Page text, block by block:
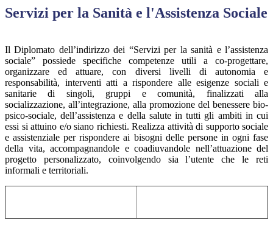
Servizi per la Sanità e l'Assistenza Sociale
Il Diplomato dell’indirizzo dei “Servizi per la sanità e l’assistenza
sociale” possiede specifiche competenze utili a co-progettare,
organizzare ed attuare, con diversi livelli di autonomia e
responsabilità, interventi atti a rispondere alle esigenze sociali e
sanitarie di singoli, gruppi e comunità, finalizzati alla
socializzazione, all’integrazione, alla promozione del benessere bio-
psico-sociale, dell’assistenza e della salute in tutti gli ambiti in cui
essi si attuino e/o siano richiesti. Realizza attività di supporto sociale
e assistenziale per rispondere ai bisogni delle persone in ogni fase
della vita, accompagnandole e coadiuvandole nell’attuazione del
progetto personalizzato, coinvolgendo sia l’utente che le reti
informali e territoriali.